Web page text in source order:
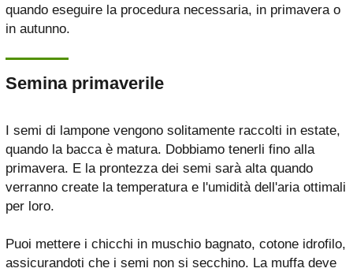
quando eseguire la procedura necessaria, in primavera o
in autunno.
Semina primaverile
I semi di lampone vengono solitamente raccolti in estate,
quando la bacca è matura. Dobbiamo tenerli fino alla
primavera. E la prontezza dei semi sarà alta quando
verranno create la temperatura e l'umidità dell'aria ottimali
per loro.
Puoi mettere i chicchi in muschio bagnato, cotone idrofilo,
assicurandoti che i semi non si secchino. La muffa deve